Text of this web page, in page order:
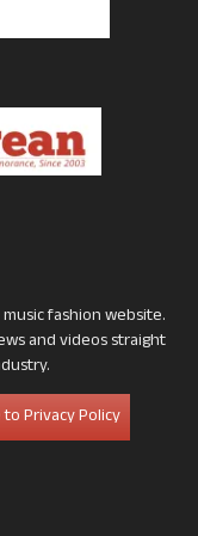
fashion website.
and videos straight
Privacy Policy